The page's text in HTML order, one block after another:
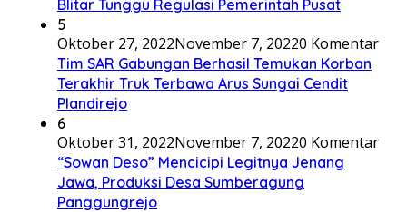
Blitar Tunggu Regulasi Pemerintah Pusat
5
Oktober 27, 2022November 7, 20220 Komentar
Tim SAR Gabungan Berhasil Temukan Korban
Terakhir Truk Terbawa Arus Sungai Cendit
Plandirejo
6
Oktober 31, 2022November 7, 20220 Komentar
“Sowan Deso” Mencicipi Legitnya Jenang
Jawa, Produksi Desa Sumberagung
Panggungrejo